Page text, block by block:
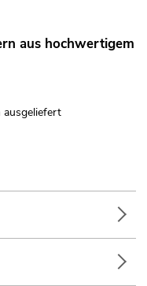
aus hochwertigem